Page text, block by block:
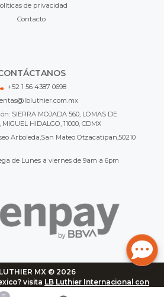
de privacidad
Contacto
+52 1 56 4387 0698
SIERRA MOJADA 560, LOMAS DE
HIDALGO, 11000, CDMX
Arboleda,San Mateo Otzacatipan,50210
de Lunes a viernes de 9am a 6pm
MX © 2026
visita LB Luthier Internacional con
productos disponibles